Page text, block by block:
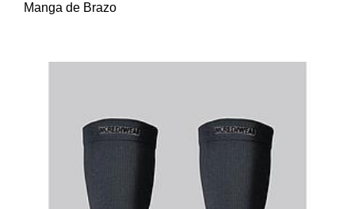
Manga de Brazo